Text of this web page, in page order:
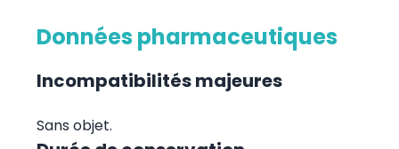
Données pharmaceutiques
Incompatibilités majeures
Sans objet.